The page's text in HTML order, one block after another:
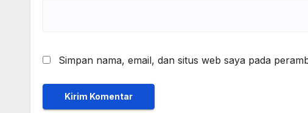
Simpan nama, email, dan situs web saya pada